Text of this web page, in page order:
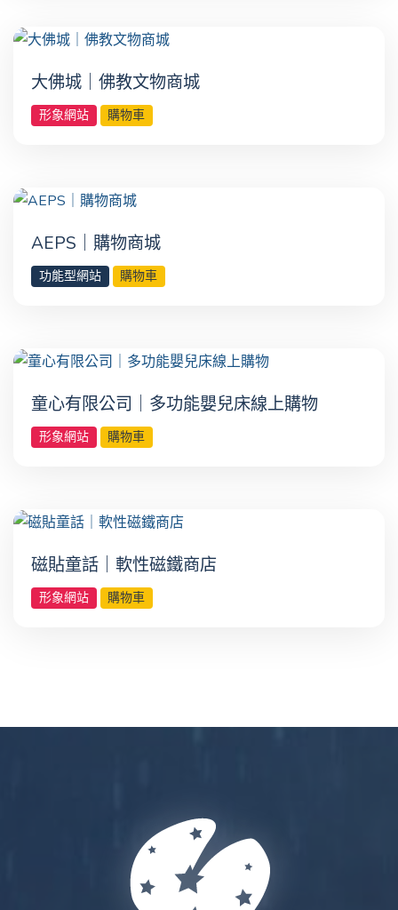
大佛城｜佛教文物商城
形象網站 購物車
AEPS｜購物商城
功能型網站 購物車
童心有限公司｜多功能嬰兒床線上購物
形象網站 購物車
磁貼童話｜軟性磁鐵商店
形象網站 購物車